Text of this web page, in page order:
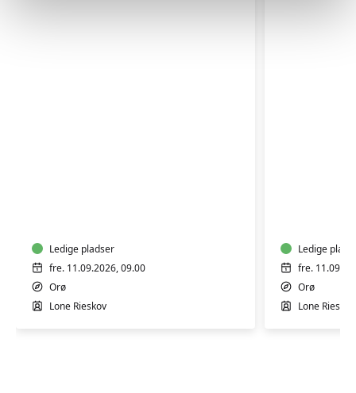
Ledige pladser
fre. 11.09.2026, 09.00
Orø
Lone Rieskov
Ledige
fre.
Orø
Lone Rieskov